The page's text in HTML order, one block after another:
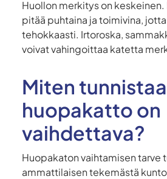
Huollon merkitys on
pitää puhtaina ja toimivina,
tehokkaasti. Irtoroska,
voivat vahingoittaa katetta
Miten
huopakatto on
vaihdettava?
Huopakaton vaihtamisen tarve
ammattilaisen tekemästä